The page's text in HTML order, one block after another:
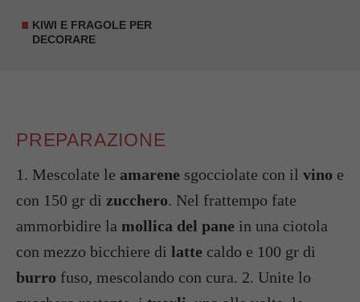
KIWI E FRAGOLE PER
DECORARE
PREPARAZIONE
1. Mescolate le amarene sgocciolate con il vino e
con 150 gr di zucchero. Nel frattempo fate
ammorbidire la mollica del pane in una ciotola
con mezzo bicchiere di latte caldo e 100 gr di
burro fuso, mescolando con cura. 2. Unite lo